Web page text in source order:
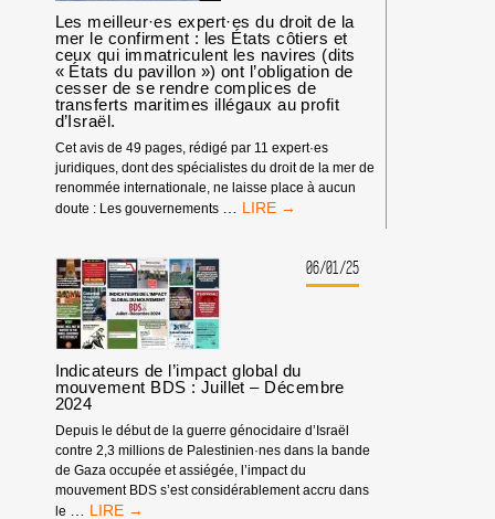
PERMETTENT
À
ISRAËL
DE
COMMETTRE
DIRECT
UN
GÉNOCIDE
CONTRE
À
GAZA.
Les meilleur·es expert·es du droit de la
mer le confirment : les États côtiers et
ceux qui immatriculent les navires (dits
« États du pavillon ») ont l’obligation de
cesser de se rendre complices de
transferts maritimes illégaux au profit
d’Israël.
Cet avis de 49 pages, rédigé par 11 expert·es
juridiques, dont des spécialistes du droit de la mer de
renommée internationale, ne laisse place à aucun
doute : Les gouvernements
LES
LE
CONFIRMENT
LES
ÉTATS
CÔTIERS
ET
06/01/25
Indicateurs de l’impact global du
mouvement BDS : Juillet – Décembre
2024
Depuis le début de la guerre génocidaire d’Israël
contre 2,3 millions de Palestinien·nes dans la bande
de Gaza occupée et assiégée, l’impact du
mouvement BDS s’est considérablement accru dans
le
INDICATEURS